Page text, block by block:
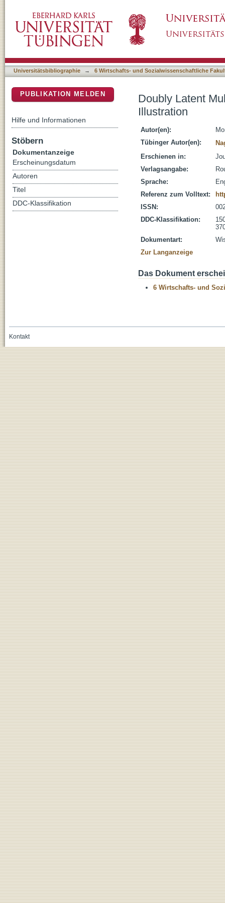
Universitätsbibliographie → 6 Wirtschafts- und Sozialwissenschaftliche
Doubly Latent
Illustration
Autor(en):
Tübinger Autor(en):
Erschienen in:
Verlagsangabe:
Sprache:
Referenz zum Volltext:
ISSN:
DDC-Klassifikation:
Dokumentart:
Zur Langanzeige
Das Dokument
6 Wirtschafts- und
PUBLIKATION MELDEN
Hilfe und Informationen
Stöbern
Dokumentanzeige
Erscheinungsdatum
Autoren
Titel
DDC-Klassifikation
Kontakt